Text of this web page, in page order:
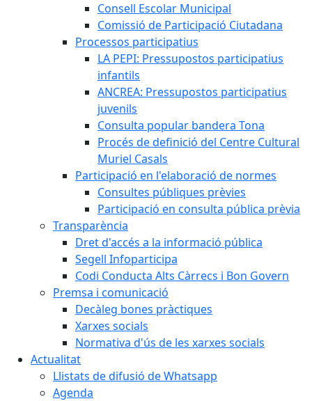
Consell Escolar Municipal
Comissió de Participació Ciutadana
Processos participatius
LA PEPI: Pressupostos participatius
infantils
ANCREA: Pressupostos participatius
juvenils
Consulta popular bandera Tona
Procés de definició del Centre Cultural
Muriel Casals
Participació en l'elaboració de normes
Consultes públiques prèvies
Participació en consulta pública prèvia
Transparència
Dret d'accés a la informació pública
Segell Infoparticipa
Codi Conducta Alts Càrrecs i Bon Govern
Premsa i comunicació
Decàleg bones pràctiques
Xarxes socials
Normativa d'ús de les xarxes socials
Actualitat
Llistats de difusió de Whatsapp
Agenda